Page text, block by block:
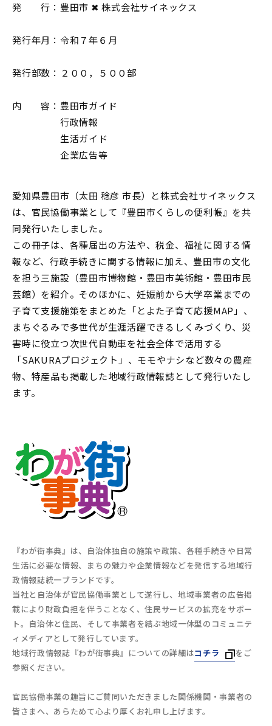
発 行：豊田市 ✖ 株式会社サイネックス
発行年月：令和７年６月
発行部数：２００，５００部
内 容：豊田市ガイド
行政情報
生活ガイド
企業広告等
愛知県豊田市（太田 稔彦 市長）と株式会社サイネックス
は、官民協働事業として『豊田市くらしの便利帳』を共
同発行いたしました。
この冊子は、各種届出の方法や、税金、福祉に関する情
報など、行政手続きに関する情報に加え、豊田市の文化
を担う三施設（豊田市博物館・豊田市美術館・豊田市民
芸館）を紹介。そのほかに、妊娠前から大学卒業までの
子育て支援施策をまとめた「とよた子育て応援MAP」、
まちぐるみで多世代が生涯活躍できるしくみづくり、災
害時に役立つ次世代自動車を社会全体で活用する
「SAKURAプロジェクト」、モモやナシなど数々の農産
物、特産品も掲載した地域行政情報誌として発行いたし
ます。
『わが街事典』は、自治体独自の施策や政策、各種手続きや日常
生活に必要な情報、まちの魅力や企業情報などを発信する地域行
政情報誌統一ブランドです。
当社と自治体が官民協働事業として遂行し、地域事業者の広告掲
載により財政負担を伴うことなく、住民サービスの拡充をサポー
ト。自治体と住民、そして事業者を結ぶ地域一体型のコミュニテ
ィメディアとして発行しています。
地域行政情報誌『わが街事典』についての詳細はコチラ
をご
参照ください。
官民協働事業の趣旨にご賛同いただきました関係機関・事業者の
皆さまへ、あらためて心より厚くお礼申し上げます。